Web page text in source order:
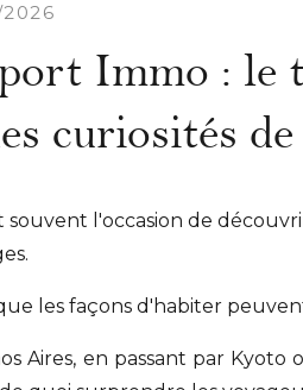
Immo : le
curiosités
souvent l'occasion de
les façons d'habiter
Aires, en passant par